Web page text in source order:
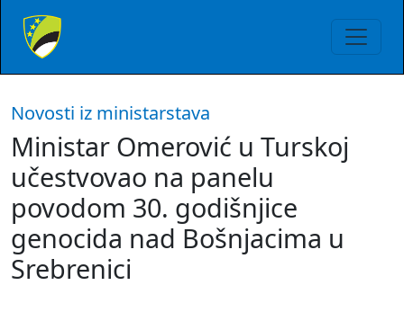
Novosti iz ministarstava
Ministar Omerović u Turskoj
učestvovao na panelu
povodom 30. godišnjice
genocida nad Bošnjacima u
Srebrenici